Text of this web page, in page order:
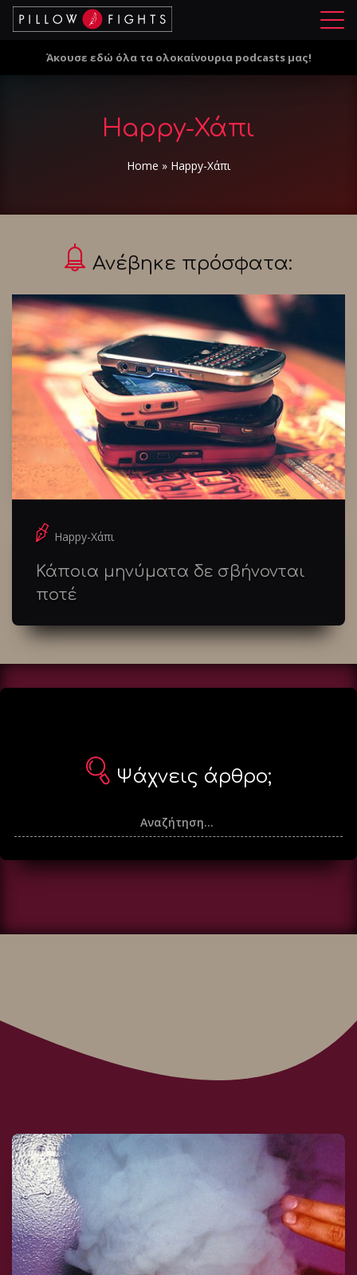
Μ
ο
Άκουσε εδώ όλα τα ολοκαίνουρια podcasts μας!
Happy-Χάπι
Home » Happy-Χάπι
Ανέβηκε πρόσφατα:
Happy-Χάπι
Κάποια μηνύματα δε σβήνονται
ποτέ
Ψάχνεις άρθρο;